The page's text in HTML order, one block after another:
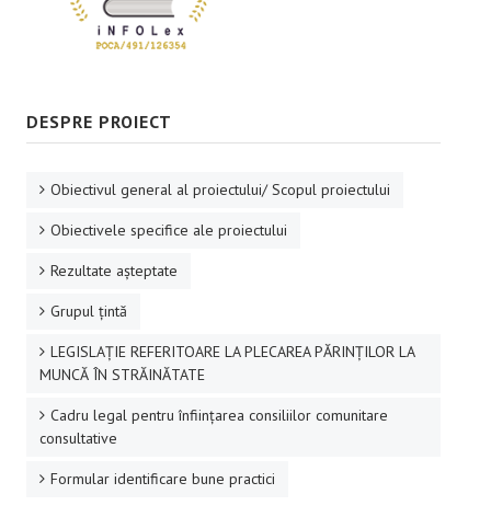
DESPRE PROIECT
Obiectivul general al proiectului/ Scopul proiectului
Obiectivele specifice ale proiectului
Rezultate aşteptate
Grupul ţintă
LEGISLAȚIE REFERITOARE LA PLECAREA PĂRINȚILOR LA
MUNCĂ ÎN STRĂINĂTATE
Cadru legal pentru înființarea consiliilor comunitare
consultative
Formular identificare bune practici